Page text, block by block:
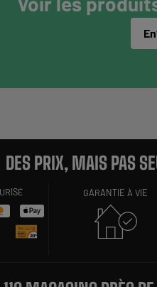
DES PRIX, MAIS PAS
GARANTIE À VIE